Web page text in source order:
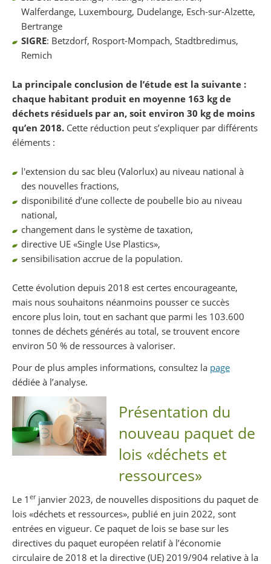
Walferdange, Luxembourg, Dudelange, Esch-sur-Alzette,
Bertrange
SIGRE: Betzdorf, Rosport-Mompach, Stadtbredimus,
Remich
La principale conclusion de l’étude est la suivante :
chaque habitant produit en moyenne 163 kg de
déchets résiduels par an, soit environ 30 kg de moins
qu’en 2018. Cette réduction peut s’expliquer par différents
éléments :
l'extension du sac bleu (Valorlux) au niveau national à
des nouvelles fractions,
disponibilité d’une collecte de poubelle bio au niveau
national,
changement dans le système de taxation,
directive UE «Single Use Plastics»,
sensibilisation accrue de la population.
Cette évolution depuis 2018 est certes encourageante,
mais nous souhaitons néanmoins pousser ce succès
encore plus loin, tout en sachant que parmi les 103.600
tonnes de déchets générés au total, se trouvent encore
environ 50 % de ressources à valoriser.
Pour de plus amples informations, consultez la page
dédiée à l’analyse.
Présentation du
nouveau paquet de
lois «déchets et
ressources»
Le 1 erjanvier 2023, de nouvelles dispositions du paquet de
lois «déchets et ressources», publié en juin 2022, sont
entrées en vigueur. Ce paquet de lois se base sur les
directives du paquet européen relatif à l’économie
circulaire de 2018 et la directive (UE) 2019/904 relative à la